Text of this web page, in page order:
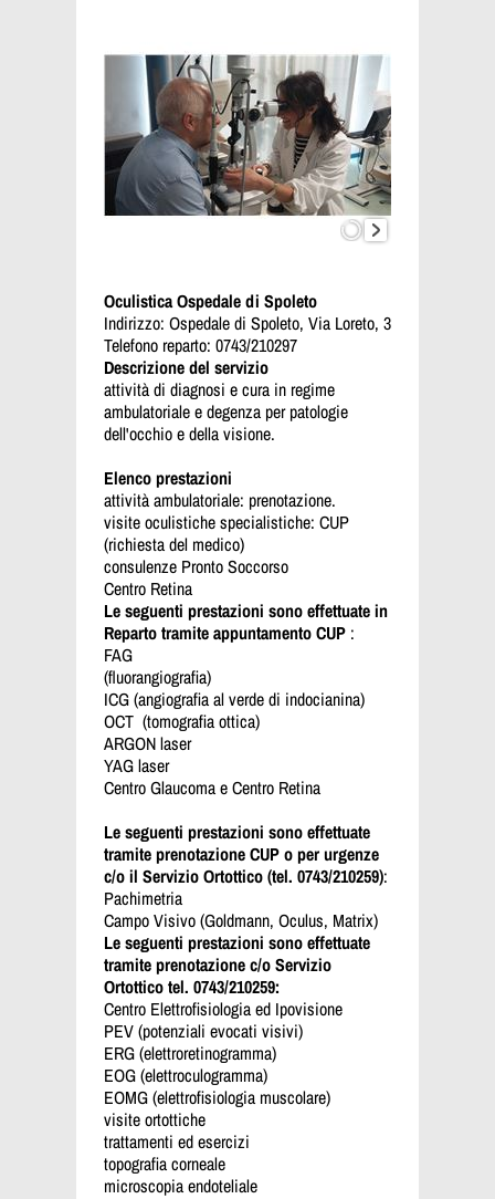
Oculistica Ospedale di Spoleto
Indirizzo: Ospedale di Spoleto, Via Loreto, 3
Telefono reparto: 0743/210297
Descrizione del servizio
attività di diagnosi e cura in regime
ambulatoriale e degenza per patologie
dell'occhio e della visione.
Elenco prestazioni
attività ambulatoriale: prenotazione.
visite oculistiche specialistiche: CUP
(richiesta del medico)
consulenze Pronto Soccorso
Centro Retina
Le seguenti prestazioni sono effettuate in
Reparto tramite appuntamento CUP :
FAG
ICG (angiografia al verde di indocianina)
OCT (tomografia ottica)
ARGON laser
YAG laser
Centro Glaucoma e Centro Retina
Le seguenti prestazioni sono effettuate
tramite prenotazione CUP o per urgenze
c/o il Servizio Ortottico (tel. 0743/210259):
Pachimetria
Campo Visivo (Goldmann, Oculus, Matrix)
Le seguenti prestazioni sono effettuate
tramite prenotazione c/o Servizio
Ortottico tel. 0743/210259:
Centro Elettrofisiologia ed Ipovisione
PEV (potenziali evocati visivi)
ERG (elettroretinogramma)
EOG (elettroculogramma)
EOMG (elettrofisiologia muscolare)
visite ortottiche
trattamenti ed esercizi
topografia corneale
microscopia endoteliale